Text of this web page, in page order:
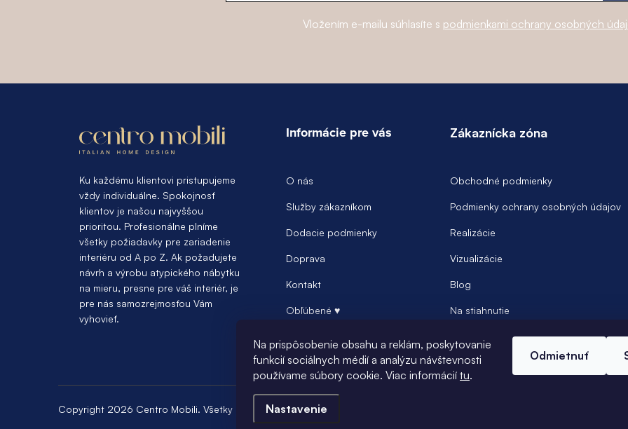
Na prispôsobenie obsahu a reklám, poskytovanie
funkcií sociálnych médií a analýzu návštevnosti
používame súbory cookie. Viac informácií tu.
Nastavenie
Odmietnuť
Vložením e-mailu súhlasíte s podmienkami ochrany osobných
Ku každému klientovi pristupujeme
vždy individuálne. Spokojnosť
klientov je našou najvyššou
prioritou. Profesionálne plníme
všetky požiadavky pre zariadenie
interiéru od A po Z. Ak požadujete
návrh a výrobu atypického nábytku
na mieru, presne pre váš interiér, je
pre nás samozrejmosťou Vám
vyhovieť.
Informácie pre vás
O nás
Služby zákazníkom
Dodacie podmienky
Doprava
Kontakt
Obľúbené ♥
Zákaznícka zóna
Obchodné podmienky
Podmienky ochrany osobných údajov
Realizácie
Vizualizácie
Blog
Na stiahnutie
Copyright 2026 Centro Mobili. Všetky práva vyhradené.Upraviť nastavenie cookies